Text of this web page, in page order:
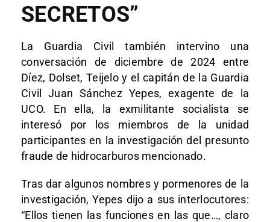
SECRETOS”
La Guardia Civil también intervino una
conversación de diciembre de 2024 entre
Díez, Dolset, Teijelo y el capitán de la Guardia
Civil Juan Sánchez Yepes, exagente de la
UCO. En ella, la exmilitante socialista se
interesó por los miembros de la unidad
participantes en la investigación del presunto
fraude de hidrocarburos mencionado.
Tras dar algunos nombres y pormenores de la
investigación, Yepes dijo a sus interlocutores:
“Ellos tienen las funciones en las que…, claro